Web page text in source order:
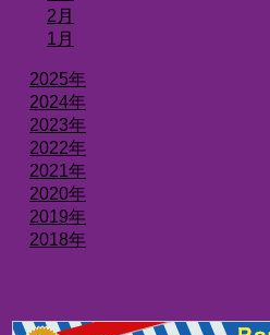
2月
1月
2025年
2024年
2023年
2022年
2021年
2020年
2019年
2018年